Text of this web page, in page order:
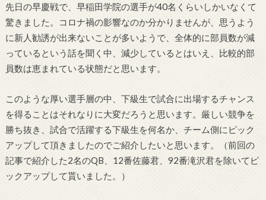
先日の早慶戦で、 早稲田学院の選手が40名くらいしかいなくて
驚きました。コロナ禍の影響なのか分かりませんが、 思うよう
に新人勧誘が出来ないことが多いようで、 全体的に部員数が減
っているという話を聞く中、 減少しているとはいえ、
比較的部
員数は恵まれている状態だと思います。
このような厚い選手層の中、 下級生で試合に出場するチャンス
を得ることはそれなりに大変だろ うと思います。厳しい競争を
勝ち抜き、試合で活躍する下級生を何名か、 チーム側にピック
アップして頂きましたのでご紹介したいと思います。（前回の
記事で紹介した2名のQB、12番佐藤君、 92番滝沢君を除いてピ
ックアップして貰いました。）